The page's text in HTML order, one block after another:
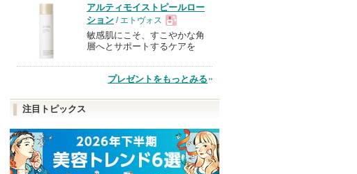
品
アルティモイストピールロー
ション / エトヴォス
現
品
敏感肌にこそ、すこやかな角
層へとサポートするケアを
プレゼントをもっとみる
注目トピックス